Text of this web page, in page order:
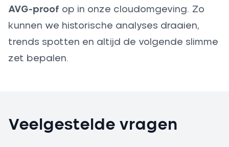
AVG-proof op in onze cloudomgeving. Zo
kunnen we historische analyses draaien,
trends spotten en altijd de volgende slimme
zet bepalen.
Veelgestelde vragen